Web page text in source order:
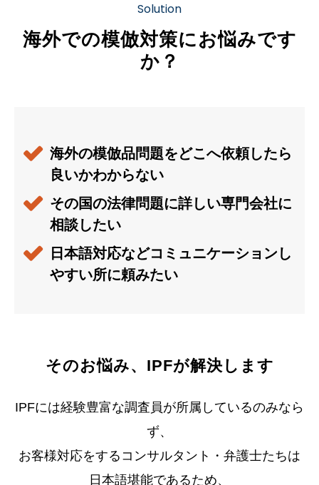
Solution
海外での模倣対策にお悩みです
か？
海外の模倣品問題をどこへ依頼したら
良いかわからない
その国の法律問題に詳しい専門会社に
相談したい
日本語対応などコミュニケーションし
やすい所に頼みたい
そのお悩み、IPFが解決します
IPFには経験豊富な調査員が所属しているのみなら
ず、
お客様対応をするコンサルタント・弁護士たちは
日本語堪能であるため、